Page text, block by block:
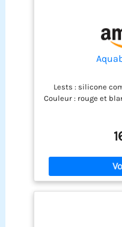
Lests : silicone
Couleur : rouge et